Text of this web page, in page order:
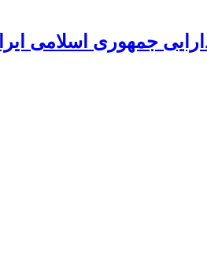
جمهوری اسلامی